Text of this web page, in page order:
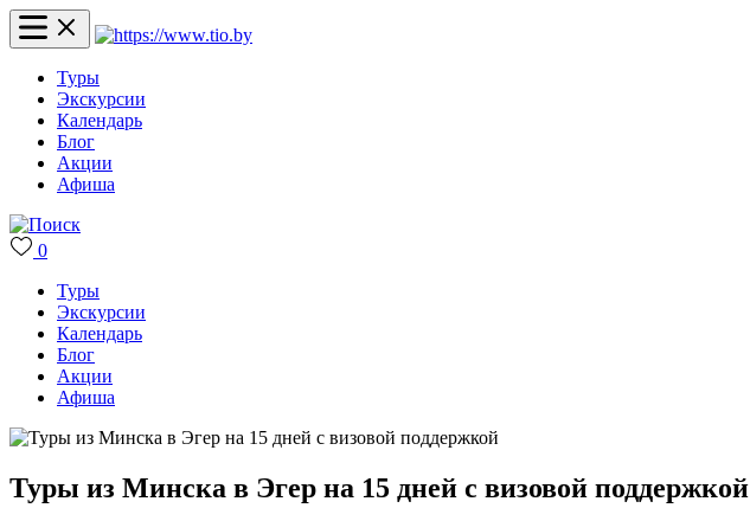
Туры
Экскурсии
Календарь
Блог
Акции
Афиша
0
Туры
Экскурсии
Календарь
Блог
Акции
Афиша
Туры из Минска в Эгер на 15 дней с визовой поддержкой